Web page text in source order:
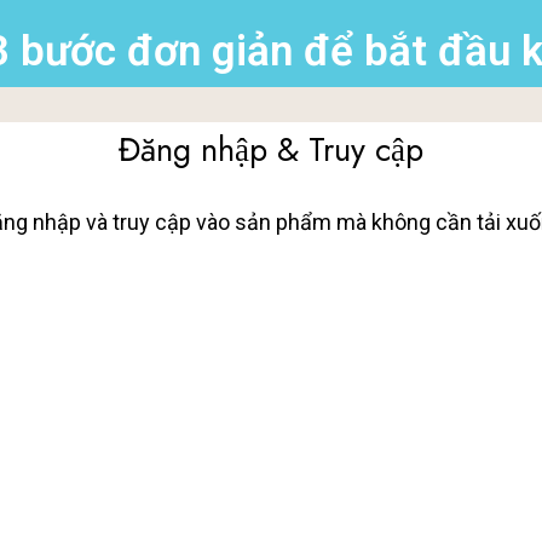
bước đơn giản để bắt đầu
Đăng nhập & Truy cập
nhập và truy cập vào sản phẩm mà không cần tải